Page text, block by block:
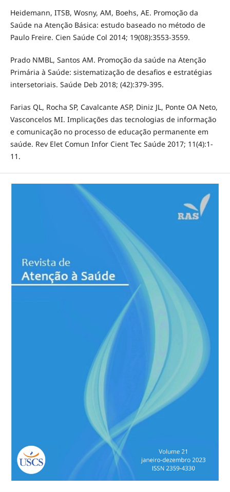
Heidemann, ITSB, Wosny, AM, Boehs, AE. Promoção da
Saúde na Atenção Básica: estudo baseado no método de
Paulo Freire. Cien Saúde Col 2014; 19(08):3553-3559.
Prado NMBL, Santos AM. Promoção da saúde na Atenção
Primária à Saúde: sistematização de desafios e estratégias
intersetoriais. Saúde Deb 2018; (42):379-395.
Farias QL, Rocha SP, Cavalcante ASP, Diniz JL, Ponte OA Neto,
Vasconcelos MI. Implicações das tecnologias de informação
e comunicação no processo de educação permanente em
saúde. Rev Elet Comun Infor Cient Tec Saúde 2017; 11(4):1-
11.